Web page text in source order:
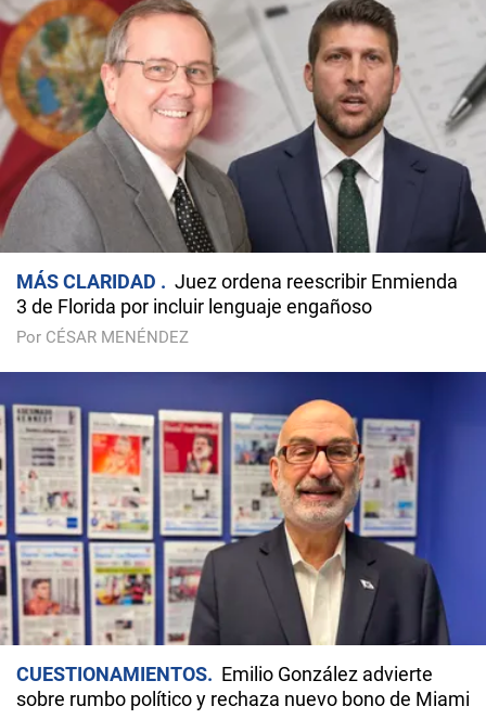
MÁS CLARIDAD
Juez ordena reescribir Enmienda
3 de Florida por incluir lenguaje engañoso
Por CÉSAR MENÉNDEZ
CUESTIONAMIENTOS
Emilio González advierte
sobre rumbo político y rechaza nuevo bono de Miami